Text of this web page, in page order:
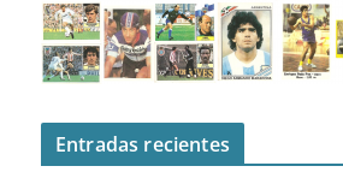
Entradas recientes